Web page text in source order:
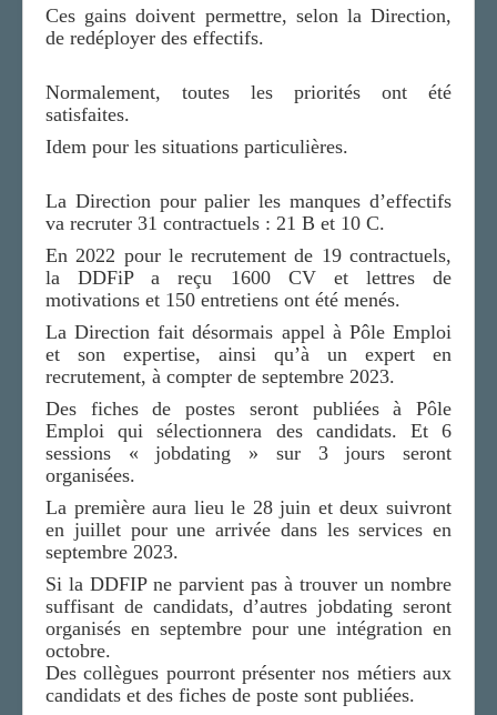
Ces gains doivent permettre, selon la Direction,
de redéployer des effectifs.
Normalement, toutes les priorités ont été
satisfaites.
Idem pour les situations particulières.
La Direction pour palier les manques d’effectifs
va recruter 31 contractuels : 21 B et 10 C.
En 2022 pour le recrutement de 19 contractuels,
la DDFiP a reçu 1600 CV et lettres de
motivations et 150 entretiens ont été menés.
La Direction fait désormais appel à Pôle Emploi
et son expertise, ainsi qu’à un expert en
recrutement, à compter de septembre 2023.
Des fiches de postes seront publiées à Pôle
Emploi qui sélectionnera des candidats. Et 6
sessions « jobdating » sur 3 jours seront
organisées.
La première aura lieu le 28 juin et deux suivront
en juillet pour une arrivée dans les services en
septembre 2023.
Si la DDFIP ne parvient pas à trouver un nombre
suffisant de candidats, d’autres jobdating seront
organisés en septembre pour une intégration en
octobre.
Des collègues pourront présenter nos métiers aux
candidats et des fiches de poste sont publiées.